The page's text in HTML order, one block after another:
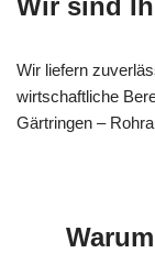
Wir liefern
wirtschaftliche
Gärtringen –